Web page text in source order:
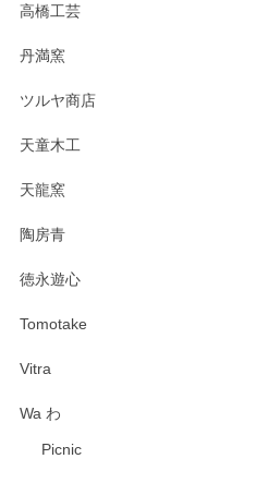
高橋工芸
丹満窯
ツルヤ商店
天童木工
天龍窯
陶房青
徳永遊心
Tomotake
Vitra
Wa わ
Picnic